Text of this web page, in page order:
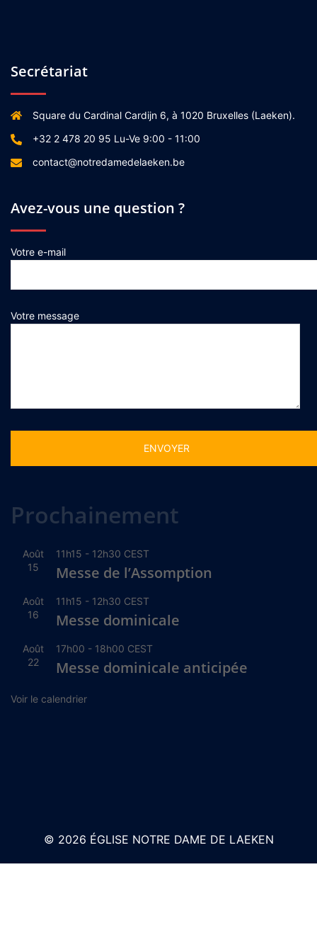
Secrétariat
Square du Cardinal Cardijn 6, à 1020 Bruxelles (Laeken).
+32 2 478 20 95 Lu-Ve 9:00 - 11:00
contact@notredamedelaeken.be
Avez-vous une question ?
Votre e-mail
Votre message
Prochainement
Août
15
11h15 - 12h30 CEST
Messe de l’Assomption
Août
16
11h15 - 12h30 CEST
Messe dominicale
Août
22
17h00 - 18h00 CEST
Messe dominicale anticipée
Voir le calendrier
© 2026 ÉGLISE NOTRE DAME DE LAEKEN